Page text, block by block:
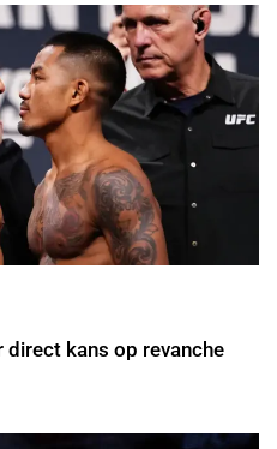
kans op revanche